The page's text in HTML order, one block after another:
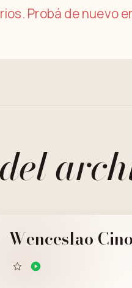
Probá de nuevo
Wenceslao